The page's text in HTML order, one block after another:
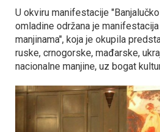
U okviru manifestacije
omladine održana je
manjinama", koja je okupila
ruske, crnogorske, mađarske,
nacionalne manjine, uz bogat